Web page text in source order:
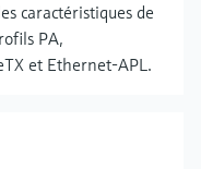
caractéristiques de
PA,
et Ethernet-APL.